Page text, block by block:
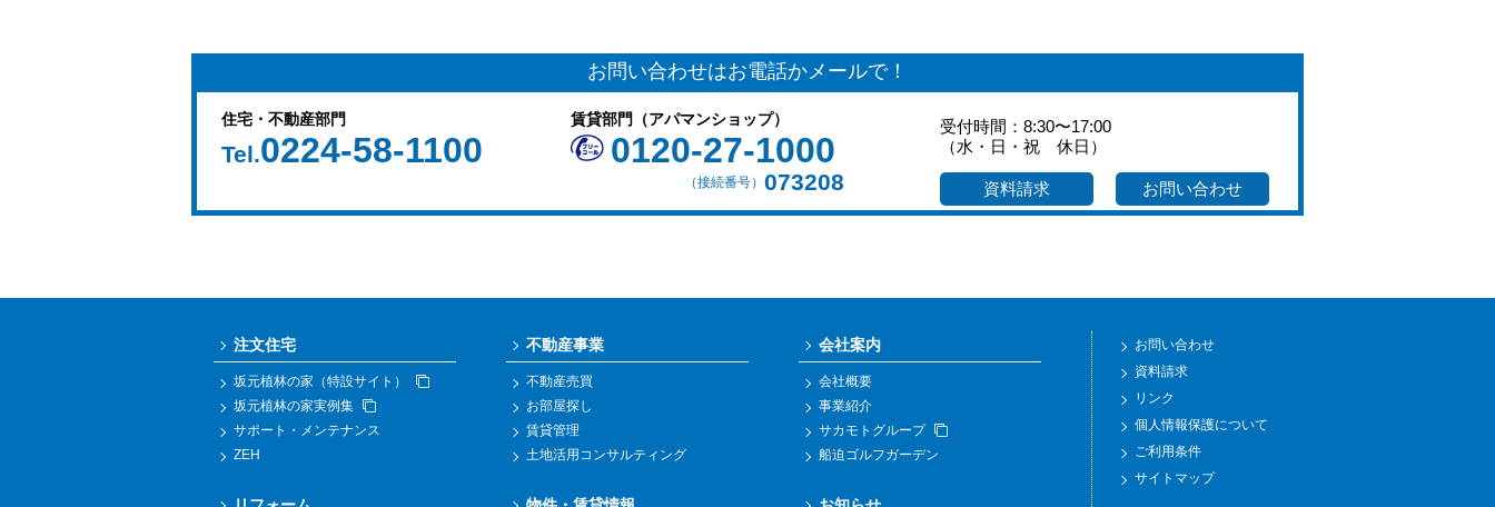
お問い合わせはお電話かメールで！
住宅・不動産部門
Tel.0224-58-1100
賃貸部門（アパマンショップ）
0120-27-1000
（接続番号） 073208
受付時間：8:30〜17:00
（水・日・祝 休日）
資料請求 お問い合わせ
注文住宅
坂元植林の家（特設サイト）
坂元植林の家実例集
サポート・メンテナンス
ZEH
不動産事業
不動産売買
お部屋探し
賃貸管理
土地活用コンサルティング
会社案内
会社概要
事業紹介
サカモトグループ
船迫ゴルフガーデン
お問い合わせ
資料請求
リンク
個人情報保護について
ご利用条件
サイトマップ